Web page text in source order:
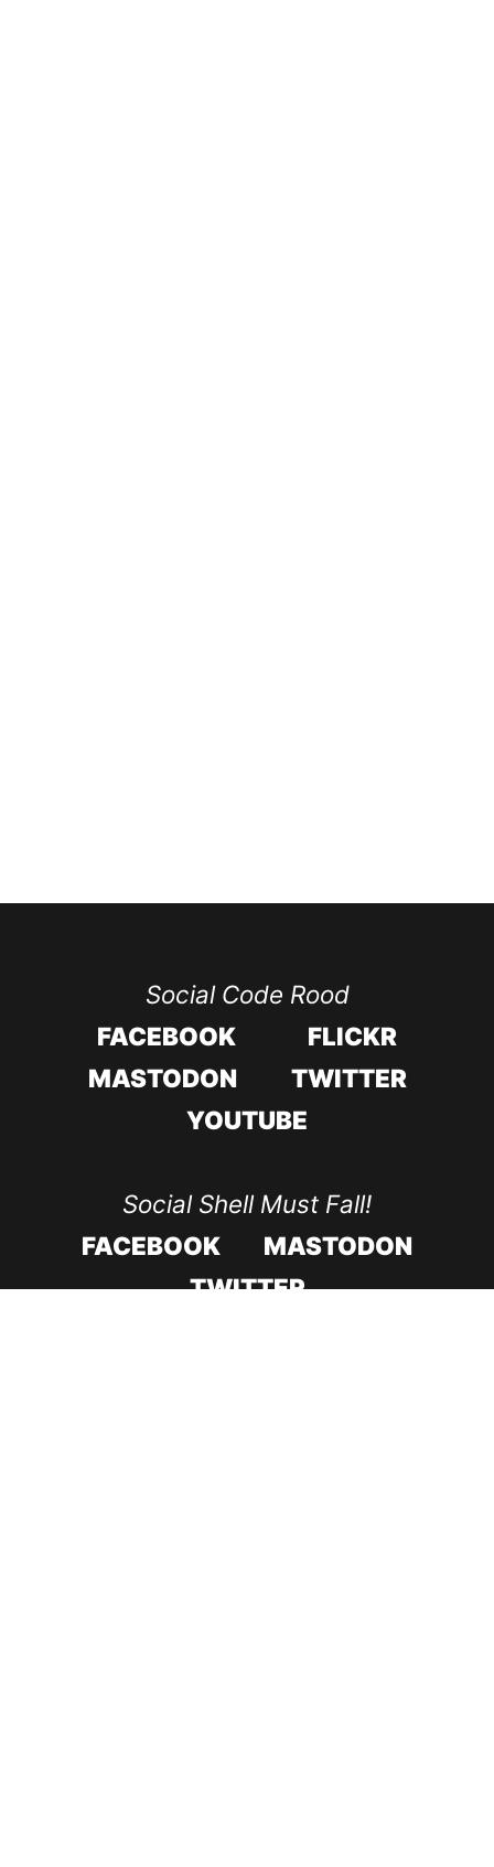
Social Code Rood
FACEBOOK
FLICKR
MASTODON
TWITTER
YOUTUBE
Social Shell Must Fall!
FACEBOOK
MASTODON
TWITTER